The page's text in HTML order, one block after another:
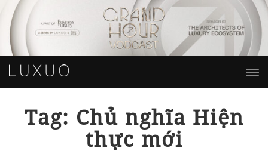
Tag: Chủ nghĩa Hiện
thực mới